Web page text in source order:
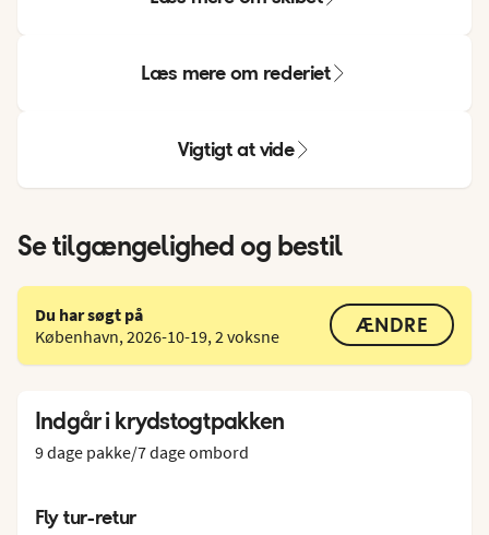
Læs mere om rederiet
Vigtigt at vide
Se tilgængelighed og bestil
Du har søgt på
København, 2026-10-19, 2 voksne ÆNDRE
Indgår i krydstogtpakken
9 dage pakke/7 dage ombord
Fly tur-retur